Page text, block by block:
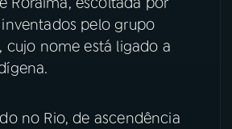
pelo grupo
cujo nome está ligado a
no Rio, de ascendência